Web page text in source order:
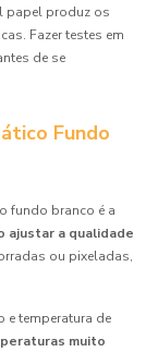
papel produz os
Fazer testes em
de se
Fundo
fundo branco é a
ajustar a qualidade
ou pixeladas,
e temperatura de
muito